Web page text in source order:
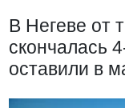
В Негеве от
скончалась
оставили в